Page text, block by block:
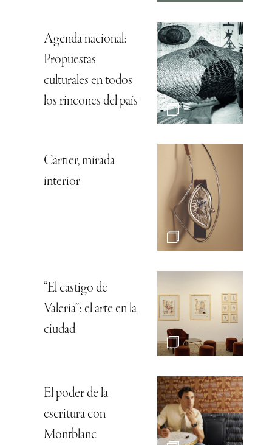
Agenda nacional:
Propuestas
culturales en todos
los rincones del país
Cartier, mirada
interior
“El castigo de
Valeria”: el arte en la
ciudad
El poder de la
escritura con
Montblanc